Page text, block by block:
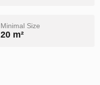
Minimal Size
20 m²